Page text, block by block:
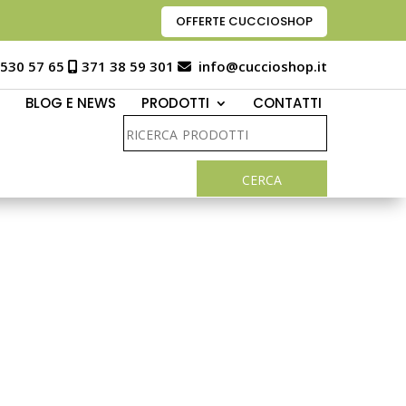
OFFERTE CUCCIOSHOP
57 65 371 38 59 301 info@cuccioshop.it
BLOG E NEWS PRODOTTI CONTATTI